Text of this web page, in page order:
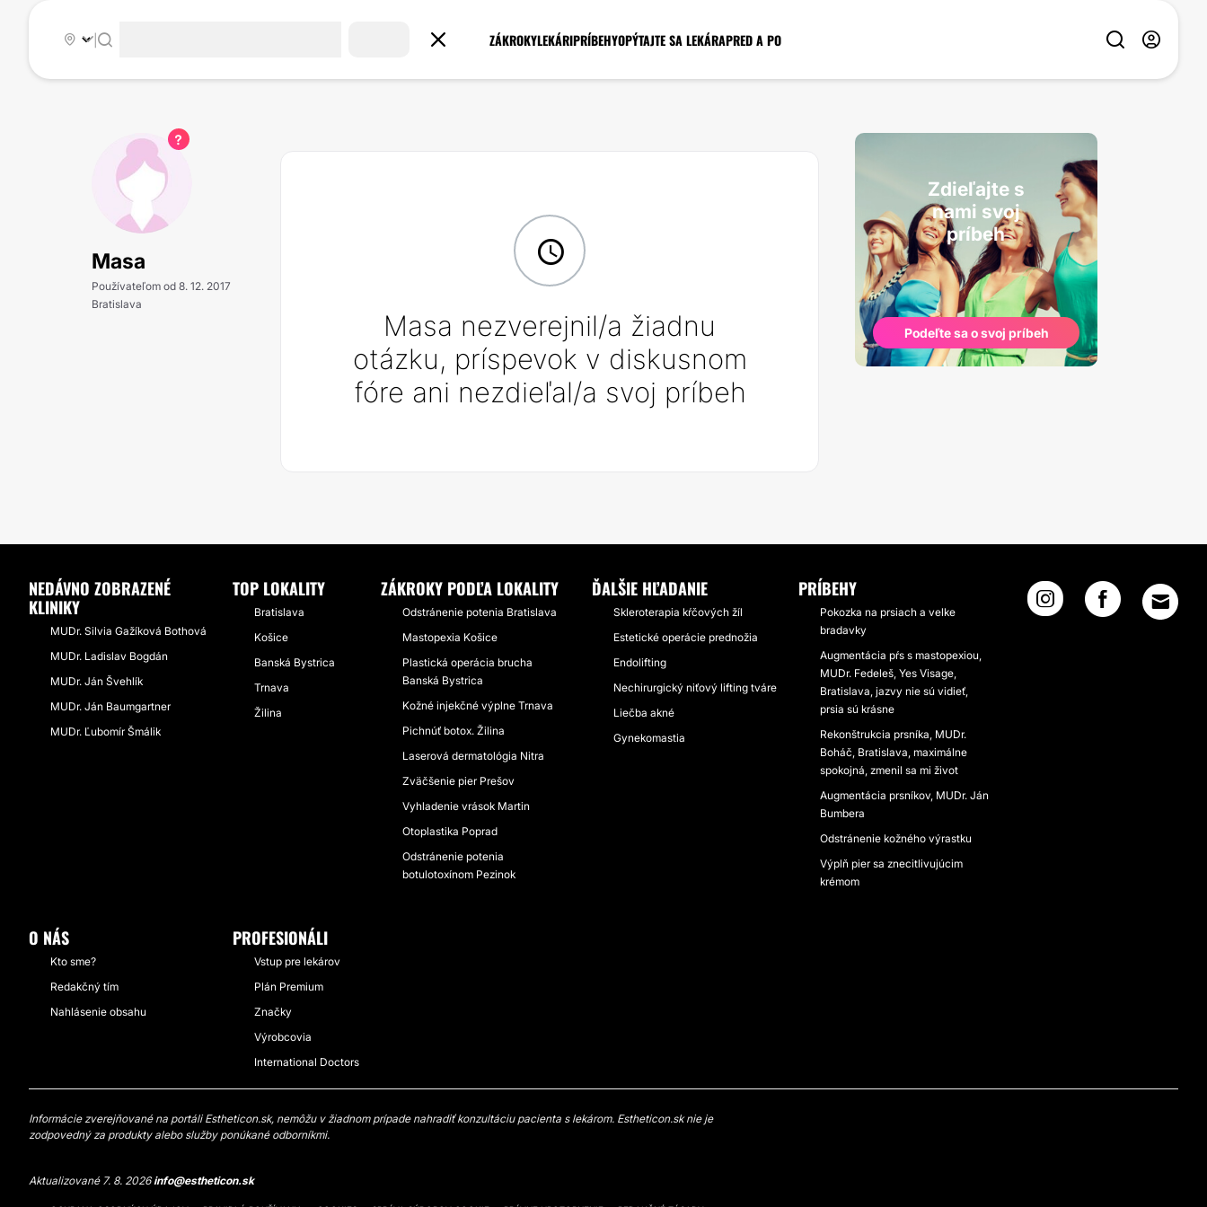
ZÁKROKYLEKÁRIPRÍBEHYOPÝTAJTE SA LEKÁRAPRED A PO
|
Masa
Používateľom od 8. 12. 2017
Bratislava
Masa nezverejnil/a žiadnu
otázku, príspevok v diskusnom
fóre ani nezdieľal/a svoj príbeh
Zdieľajte s
nami svoj
príbeh
Podeľte sa o svoj príbeh
NEDÁVNO ZOBRAZENÉ
KLINIKY
MUDr. Silvia Gažíková Bothová
MUDr. Ladislav Bogdán
MUDr. Ján Švehlík
MUDr. Ján Baumgartner
MUDr. Ľubomír Šmálik
TOP LOKALITY
Bratislava
Košice
Banská Bystrica
Trnava
Žilina
ZÁKROKY PODĽA LOKALITY
Odstránenie potenia Bratislava
Mastopexia Košice
Plastická operácia brucha
Banská Bystrica
Kožné injekčné výplne Trnava
Pichnúť botox. Žilina
Laserová dermatológia Nitra
Zväčšenie pier Prešov
Vyhladenie vrások Martin
Otoplastika Poprad
Odstránenie potenia
botulotoxínom Pezinok
ĎALŠIE HĽADANIE
Skleroterapia kŕčových žíl
Estetické operácie prednožia
Endolifting
Nechirurgický niťový lifting tváre
Liečba akné
Gynekomastia
PRÍBEHY
Pokozka na prsiach a velke
bradavky
Augmentácia pŕs s mastopexiou,
MUDr. Fedeleš, Yes Visage,
Bratislava, jazvy nie sú vidieť,
prsia sú krásne
Rekonštrukcia prsníka, MUDr.
Boháč, Bratislava, maximálne
spokojná, zmenil sa mi život
Augmentácia prsníkov, MUDr. Ján
Bumbera
Odstránenie kožného výrastku
Výplň pier sa znecitlivujúcim
krémom
O NÁS
Kto sme?
Redakčný tím
Nahlásenie obsahu
PROFESIONÁLI
Vstup pre lekárov
Plán Premium
Značky
Výrobcovia
International Doctors
Informácie zverejňované na portáli Estheticon.sk, nemôžu v žiadnom prípade nahradiť konzultáciu pacienta s lekárom. Estheticon.sk nie je
zodpovedný za produkty alebo služby ponúkané odborníkmi.
Aktualizované 7. 8. 2026info@estheticon.sk